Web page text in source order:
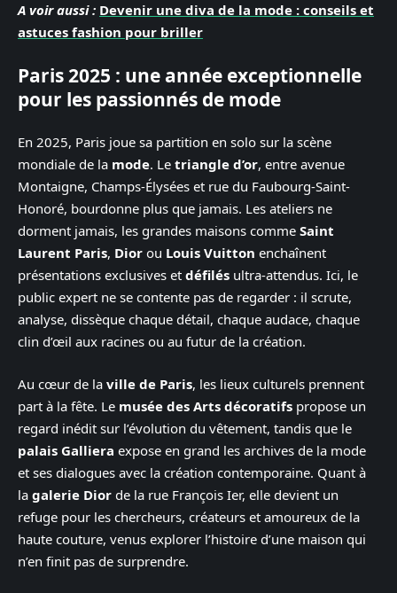
A voir aussi : Devenir une diva de la mode : conseils et
astuces fashion pour briller
Paris 2025 : une année exceptionnelle
pour les passionnés de mode
En 2025, Paris joue sa partition en solo sur la scène
mondiale de la mode. Le triangle d’or, entre avenue
Montaigne, Champs-Élysées et rue du Faubourg-Saint-
Honoré, bourdonne plus que jamais. Les ateliers ne
dorment jamais, les grandes maisons comme Saint
Laurent Paris, Dior ou Louis Vuitton enchaînent
présentations exclusives et défilés ultra-attendus. Ici, le
public expert ne se contente pas de regarder : il scrute,
analyse, dissèque chaque détail, chaque audace, chaque
clin d’œil aux racines ou au futur de la création.
Au cœur de la ville de Paris, les lieux culturels prennent
part à la fête. Le musée des Arts décoratifs propose un
regard inédit sur l’évolution du vêtement, tandis que le
palais Galliera expose en grand les archives de la mode
et ses dialogues avec la création contemporaine. Quant à
la galerie Dior de la rue François Ier, elle devient un
refuge pour les chercheurs, créateurs et amoureux de la
haute couture, venus explorer l’histoire d’une maison qui
n’en finit pas de surprendre.